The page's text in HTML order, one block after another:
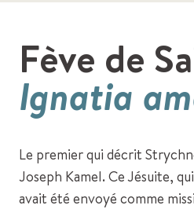
Fève de
Ignatia
Le premier qui décrit
Joseph Kamel. Ce Jésuite,
avait été envoyé comme